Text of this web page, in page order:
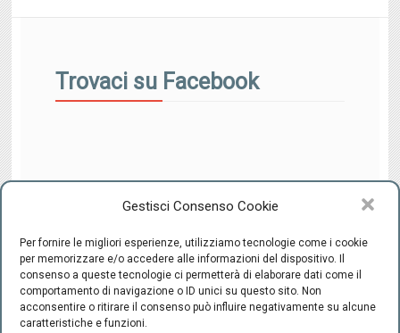
Gestisci Consenso Cookie
Per fornire le migliori esperienze, utilizziamo tecnologie come i cookie
per memorizzare e/o accedere alle informazioni del dispositivo. Il
consenso a queste tecnologie ci permetterà di elaborare dati come il
comportamento di navigazione o ID unici su questo sito. Non
acconsentire o ritirare il consenso può influire negativamente su alcune
caratteristiche e funzioni.
Trovaci su Facebook
CENTRO INTEGRATO DI SESSUOLOGIA "il Ponte" - C.F.
94220800489 -Cookie Policy-Privacy